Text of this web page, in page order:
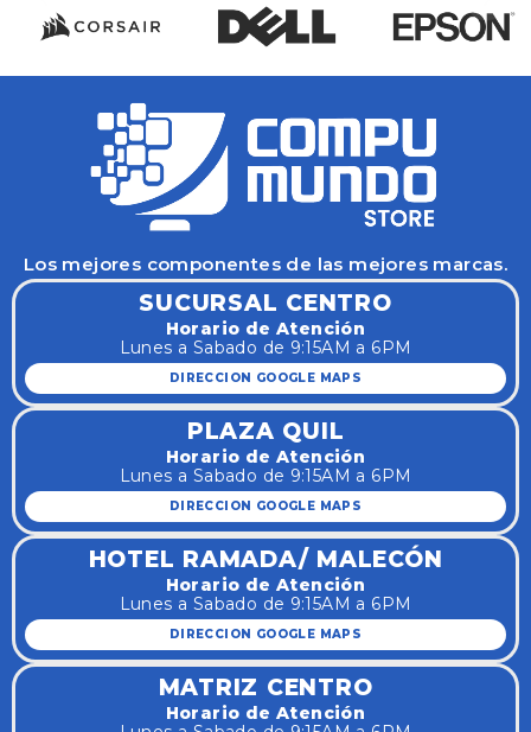
Los mejores componentes de las mejores marcas.
SUCURSAL CENTRO
Horario de Atención
Lunes a Sabado de 9:15AM a 6PM
DIRECCION GOOGLE MAPS
PLAZA QUIL
Horario de Atención
Lunes a Sabado de 9:15AM a 6PM
DIRECCION GOOGLE MAPS
HOTEL RAMADA/ MALECÓN
Horario de Atención
Lunes a Sabado de 9:15AM a 6PM
DIRECCION GOOGLE MAPS
MATRIZ CENTRO
Horario de Atención